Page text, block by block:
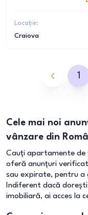
Locație:
Craiova
1
Cele mai noi
vânzare din
Cauți apartamente de
oferă anunțuri
sau expirate, pentru a
Indiferent dacă
imobiliară, ai acces la